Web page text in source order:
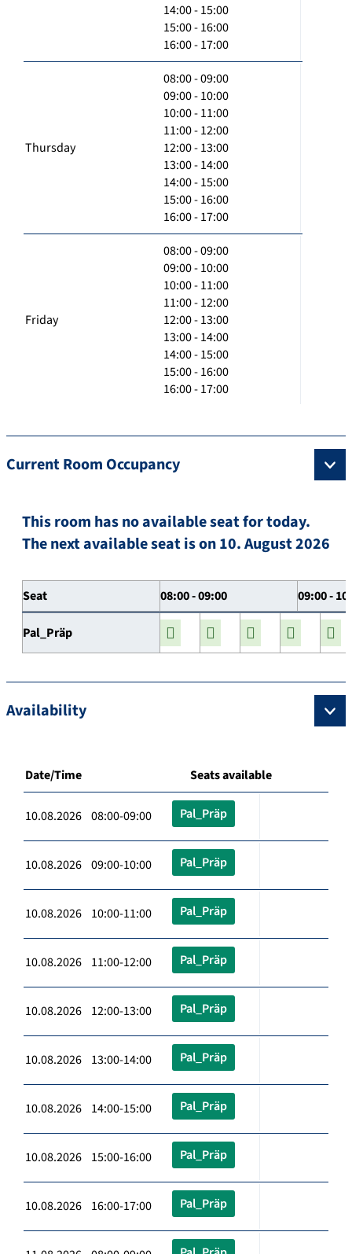
14:00 - 15:00
15:00 - 16:00
16:00 - 17:00
Thursday
08:00 - 09:00
09:00 - 10:00
10:00 - 11:00
11:00 - 12:00
12:00 - 13:00
13:00 - 14:00
14:00 - 15:00
15:00 - 16:00
16:00 - 17:00
Friday
08:00 - 09:00
09:00 - 10:00
10:00 - 11:00
11:00 - 12:00
12:00 - 13:00
13:00 - 14:00
14:00 - 15:00
15:00 - 16:00
16:00 - 17:00
Current Room Occupancy
This room has no available seat for today.
The next available seat is on 10. August 2026
Seat 08:00 - 09:00 09:00 -
Pal_Präp
Availability
Date/Time Seats available
10.08.2026 08:00-09:00 Pal_Präp
10.08.2026 09:00-10:00 Pal_Präp
10.08.2026 10:00-11:00 Pal_Präp
10.08.2026 11:00-12:00 Pal_Präp
10.08.2026 12:00-13:00 Pal_Präp
10.08.2026 13:00-14:00 Pal_Präp
10.08.2026 14:00-15:00 Pal_Präp
10.08.2026 15:00-16:00 Pal_Präp
10.08.2026 16:00-17:00 Pal_Präp